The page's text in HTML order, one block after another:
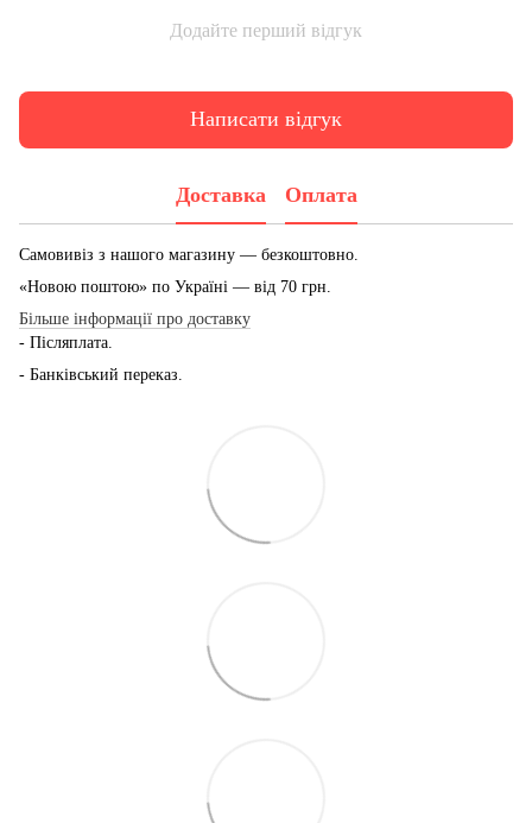
Додайте перший відгук
Написати відгук
Доставка Оплата
Самовивіз з нашого магазину — безкоштовно.
«Новою поштою» по Україні — від 70 грн.
Більше інформації про доставку
- Післяплата.
- Банківський переказ.